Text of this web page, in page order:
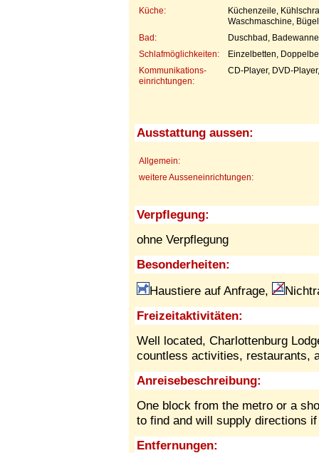
Küche:
Küchenzeile,
Waschmaschine,
Bad:
Duschbad,
Schlafmöglichkeiten:
Einzelbetten,
Kommunikations-
einrichtungen:
CD-Player, DVD-
Ausstattung aussen:
Allgemein:
weitere Ausseneinrichtungen:
Verpflegung:
ohne Verpflegung
Besonderheiten:
Haustiere auf Anfrage,
Freizeitaktivitäten:
Well located, Charlottenburg
countless activities, restaurants,
Anreisebeschreibung:
One block from the metro or a
to find and will supply directions
Entfernungen: